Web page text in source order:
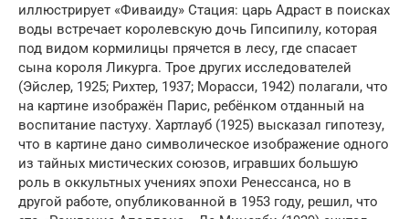
иллюстрирует «Фиваиду» Стация: царь Адраст в поисках
воды встречает королевскую дочь Гипсипилу, которая
под видом кормилицы прячется в лесу, где спасает
сына короля Ликурга. Трое других исследователей
(Эйслер, 1925; Рихтер, 1937; Морасси, 1942) полагали, что
на картине изображён Парис, ребёнком отданный на
воспитание пастуху. Хартлауб (1925) высказал гипотезу,
что в картине дано символическое изображение одного
из тайных мистических союзов, игравших большую
роль в оккультных учениях эпохи Ренессанса, но в
другой работе, опубликованной в 1953 году, решил, что